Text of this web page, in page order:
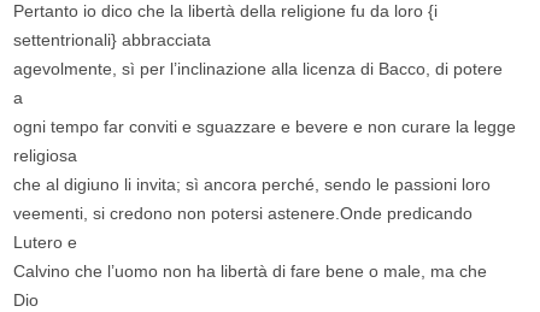
Pertanto io dico che la libertà della religione fu da loro {i
settentrionali} abbracciata
agevolmente, sì per l’inclinazione alla licenza di Bacco, di potere
a
ogni tempo far conviti e sguazzare e bevere e non curare la legge
religiosa
che al digiuno li invita; sì ancora perché, sendo le passioni loro
veementi, si credono non potersi astenere.Onde predicando
Lutero e
Calvino che l’uomo non ha libertà di fare bene o male, ma che
Dio